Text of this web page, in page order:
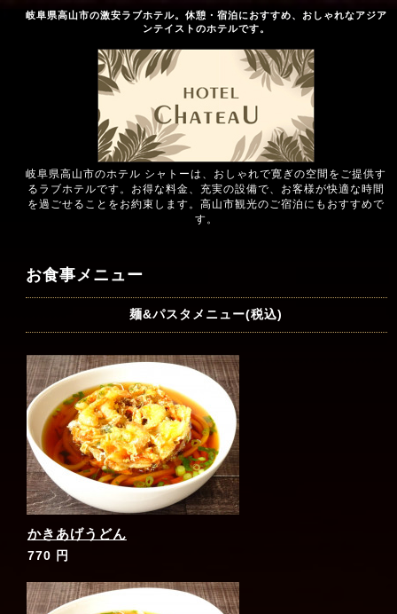
岐阜県高山市の激安ラブホテル。休憩・宿泊におすすめ、おしゃれなアジア
ンテイストのホテルです。
岐阜県高山市のホテル シャトーは、おしゃれで寛ぎの空間をご提供す
るラブホテルです。お得な料金、充実の設備で、お客様が快適な時間
を過ごせることをお約束します。高山市観光のご宿泊にもおすすめで
す。
お食事メニュー
麺&パスタメニュー(税込)
かきあげうどん
770 円